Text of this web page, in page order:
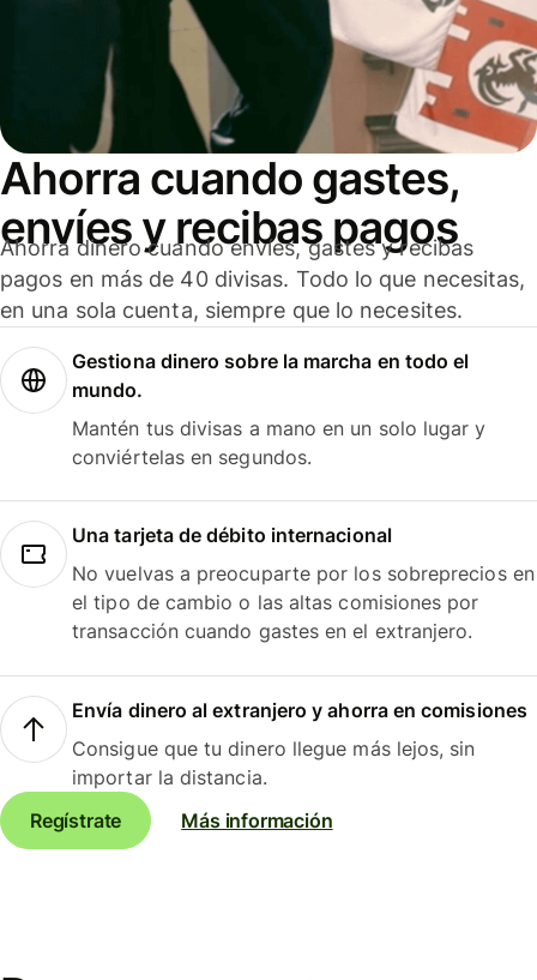
Ahorra cuando gastes,
envíes y recibas pagos
Ahorra dinero cuando envíes, gastes y recibas
pagos en más de 40 divisas. Todo lo que necesitas,
en una sola cuenta, siempre que lo necesites.
Gestiona dinero sobre la marcha en todo el
mundo.
Mantén tus divisas a mano en un solo lugar y
conviértelas en segundos.
Una tarjeta de débito internacional
No vuelvas a preocuparte por los sobreprecios en
el tipo de cambio o las altas comisiones por
transacción cuando gastes en el extranjero.
Envía dinero al extranjero y ahorra en comisiones
Consigue que tu dinero llegue más lejos, sin
importar la distancia.
Regístrate
Más información